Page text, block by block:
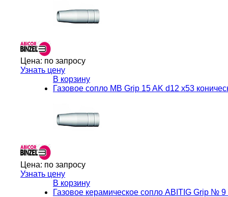
Цена: по запросу
Узнать цену
В корзину
Газовое сопло MB Grip 15 AK d12 x53
Цена: по запросу
Узнать цену
В корзину
Газовое керамическое сопло ABITIG Grip №